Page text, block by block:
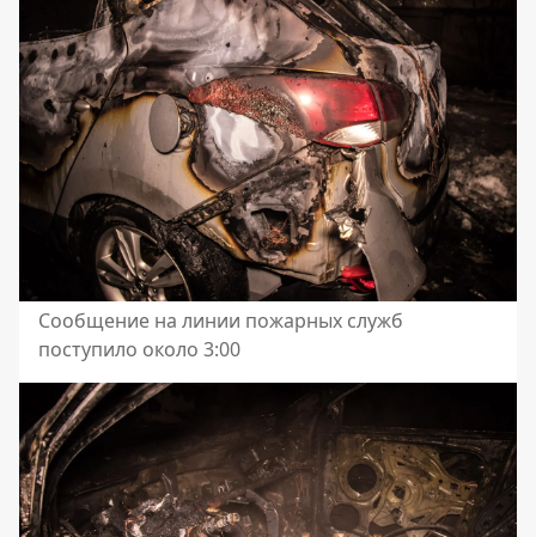
Сообщение на линии пожарных служб
поступило около 3:00